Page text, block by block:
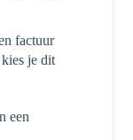
factuur
je dit
een